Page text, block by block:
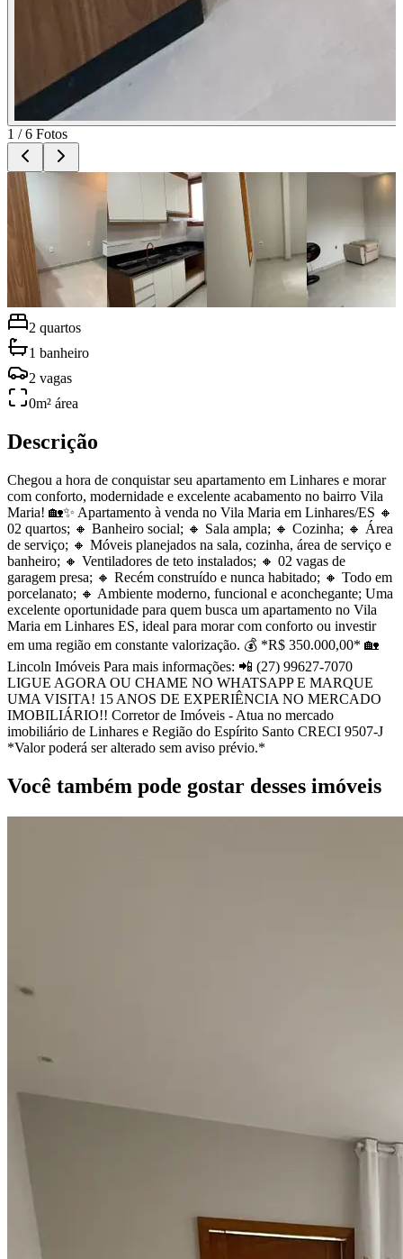
1 /6 Fotos
2 quartos
1 banheiro
2 vagas
0m² área
Descrição
Chegou a hora de conquistar seu apartamento em Linhares e morar
com conforto, modernidade e excelente acabamento no bairro Vila
Maria! 🏡✨ Apartamento à venda no Vila Maria em Linhares/ES 🔸
02 quartos; 🔸 Banheiro social; 🔸 Sala ampla; 🔸 Cozinha; 🔸 Área
de serviço; 🔸 Móveis planejados na sala, cozinha, área de serviço e
banheiro; 🔸 Ventiladores de teto instalados; 🔸 02 vagas de
garagem presa; 🔸 Recém construído e nunca habitado; 🔸 Todo em
porcelanato; 🔸 Ambiente moderno, funcional e aconchegante; Uma
excelente oportunidade para quem busca um apartamento no Vila
Maria em Linhares ES, ideal para morar com conforto ou investir
em uma região em constante valorização. 💰 *R$ 350.000,00* 🏡
Lincoln Imóveis Para mais informações: 📲 (27) 99627-7070
LIGUE AGORA OU CHAME NO WHATSAPP E MARQUE
UMA VISITA! 15 ANOS DE EXPERIÊNCIA NO MERCADO
IMOBILIÁRIO!! Corretor de Imóveis - Atua no mercado
imobiliário de Linhares e Região do Espírito Santo CRECI 9507-J
*Valor poderá ser alterado sem aviso prévio.*
Você também pode gostar desses imóveis